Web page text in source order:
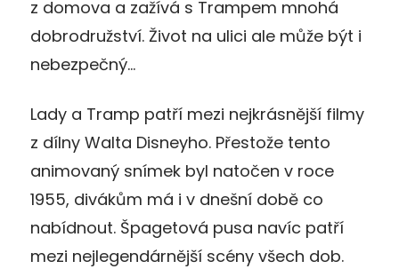
z domova a zažívá s Trampem mnohá
dobrodružství. Život na ulici ale může být i
nebezpečný…
Lady a Tramp patří mezi nejkrásnější filmy
z dílny Walta Disneyho. Přestože tento
animovaný snímek byl natočen v roce
1955, divákům má i v dnešní době co
nabídnout. Špagetová pusa navíc patří
mezi nejlegendárnější scény všech dob.